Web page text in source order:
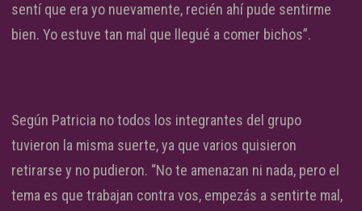
sentí que era yo nuevamente, recién ahí pude sentirme
bien. Yo estuve tan mal que llegué a comer bichos”.
Según Patricia no todos los integrantes del grupo
tuvieron la misma suerte, ya que varios quisieron
retirarse y no pudieron. “No te amenazan ni nada, pero el
tema es que trabajan contra vos, empezás a sentirte mal,